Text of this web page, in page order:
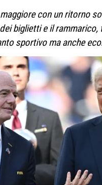
con un ritorno
biglietti e il
sportivo ma anche